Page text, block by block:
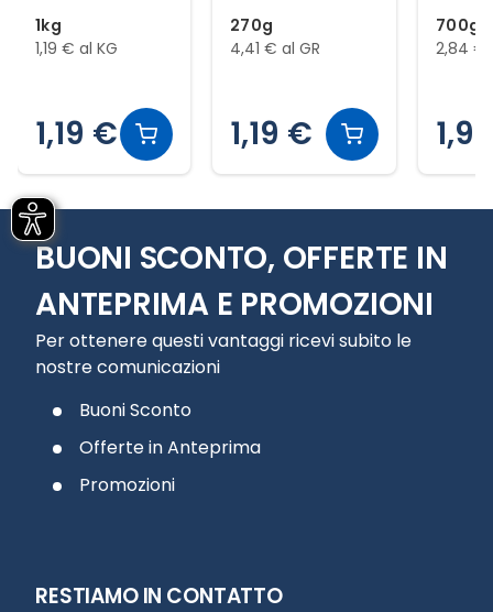
1kg
1,19 € al KG
1,19 €
270g
4,41 € al GR
1,19 €
700g
2,84 €
Slide 1 di 12
BUONI SCONTO, OFFERTE IN
ANTEPRIMA E PROMOZIONI
Per ottenere questi vantaggi ricevi subito le
nostre comunicazioni
Buoni Sconto
Offerte in Anteprima
Promozioni
RESTIAMO IN CONTATTO